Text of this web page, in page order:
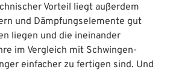
Vorteil liegt außerdem
und Dämpfungselemente gut
liegen und die ineinander
im Vergleich mit Schwingen-
einfacher zu fertigen sind. Und